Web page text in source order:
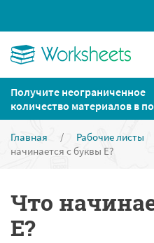
Получите неограниченное
количество материалов в
Главная / Рабочие листы
начинается с буквы Е?
Что
Е?